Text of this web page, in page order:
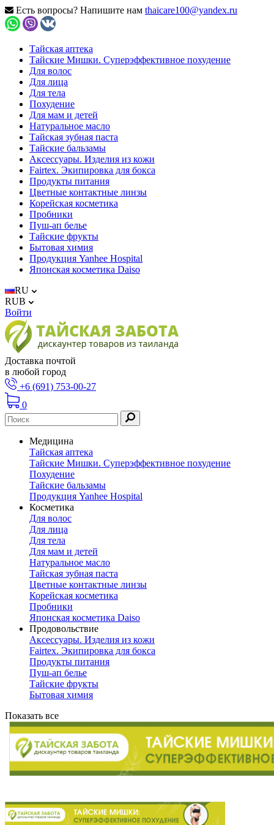
Есть вопросы? Напишите нам thaicare100@yandex.ru
Тайская аптека
Тайские Мишки. Суперэффективное похудение
Для волос
Для лица
Для тела
Похудение
Для мам и детей
Натуральное масло
Тайская зубная паста
Тайские бальзамы
Аксессуары. Изделия из кожи
Fairtex. Экипировка для бокса
Продукты питания
Цветные контактные линзы
Корейская косметика
Пробники
Пуш-ап белье
Тайские фрукты
Бытовая химия
Продукция Yanhee Hospital
Японская косметика Daiso
RU
RUB
Войти
Доставка почтой
в любой город
+6 (691) 753-00-27
0
Медицина
Тайская аптека
Тайские Мишки. Суперэффективное похудение
Похудение
Тайские бальзамы
Продукция Yanhee Hospital
Косметика
Для волос
Для лица
Для тела
Для мам и детей
Натуральное масло
Тайская зубная паста
Цветные контактные линзы
Корейская косметика
Пробники
Японская косметика Daiso
Продовольствие
Аксессуары. Изделия из кожи
Fairtex. Экипировка для бокса
Продукты питания
Пуш-ап белье
Тайские фрукты
Бытовая химия
Показать все